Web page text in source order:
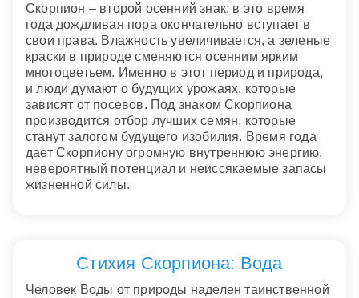
Скорпион – второй осенний знак; в это время
года дождливая пора окончательно вступает в
свои права. Влажность увеличивается, а зеленые
краски в природе сменяются осенним ярким
многоцветьем. Именно в этот период и природа,
и люди думают о будущих урожаях, которые
зависят от посевов. Под знаком Скорпиона
производится отбор лучших семян, которые
станут залогом будущего изобилия. Время года
дает Скорпиону огромную внутреннюю энергию,
невероятный потенциал и неиссякаемые запасы
жизненной силы.
Стихия Скорпиона: Вода
Человек Воды от природы наделен таинственной